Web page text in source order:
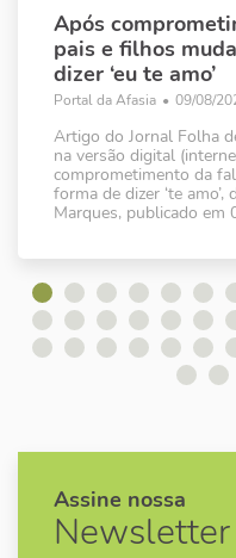
Após
pais e filhos
dizer ‘eu te amo’
Portal da Afasia • 09/08/
Artigo do Jornal Folha
na versão digital
comprometimento da
forma de dizer ‘te amo’,
Marques, publicado em
Assine nossa
Newsletter